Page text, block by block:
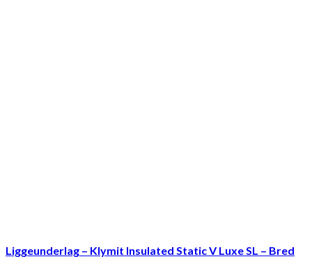
Liggeunderlag – Klymit Insulated Static V Luxe SL – Bred